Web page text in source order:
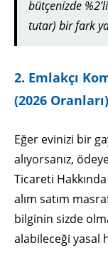
bütçenizde
tutar) bir fark
2. Emlakçı
(2026 Oranları)
Eğer evinizi bir
alıyorsanız,
Ticareti Hakkında
alım satım
bilginin sizde
alabileceği yasal